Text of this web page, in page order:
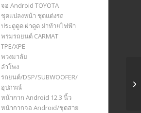
จอ Android TOYOTA
ชุดแปลงหน้า ชุดแต่งรถ
ประตูดูด ฝาดูด ฝาท้ายไฟฟ้า
พรมรถยนต์ CARMAT
TPE/XPE
พวงมาลัย
ลำโพง
รถยนต์/DSP/SUBWOOFER/
อุปกรณ์
หน้ากาก Android 12.3 นิ้ว
หน้ากากจอ Android/ชุดสาย